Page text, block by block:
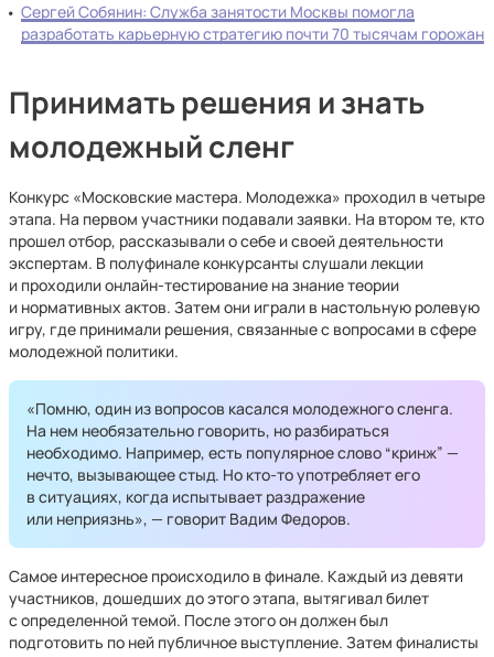
Сергей Собянин: Служба занятости Москвы помогла
разработать карьерную стратегию почти 70 тысячам горожан
Принимать решения и знать
молодежный сленг
Конкурс «Московские мастера. Молодежка» проходил в четыре
этапа. На первом участники подавали заявки. На втором те, кто
прошел отбор, рассказывали о себе и своей деятельности
экспертам. В полуфинале конкурсанты слушали лекции
и проходили онлайн-тестирование на знание теории
и нормативных актов. Затем они играли в настольную ролевую
игру, где принимали решения, связанные с вопросами в сфере
молодежной политики.
«Помню, один из вопросов касался молодежного сленга.
На нем необязательно говорить, но разбираться
необходимо. Например, есть популярное слово “кринж” —
нечто, вызывающее стыд. Но кто-то употребляет его
в ситуациях, когда испытывает раздражение
или неприязнь», — говорит Вадим Федоров.
Самое интересное происходило в финале. Каждый из девяти
участников, дошедших до этого этапа, вытягивал билет
с определенной темой. После этого он должен был
подготовить по ней публичное выступление. Затем финалисты